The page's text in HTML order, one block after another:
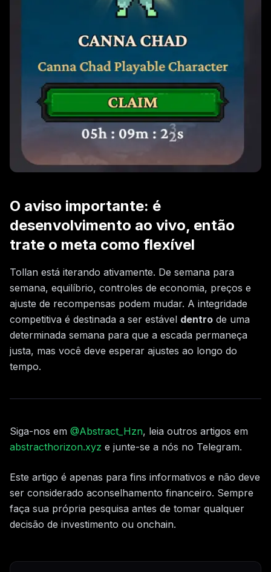
O aviso importante: é
desenvolvimento ao vivo, então
trate o meta como flexível
Tollan está iterando ativamente. De semana para
semana, equilíbrio, controles de economia, preços e
ajuste de recompensas podem mudar. A integridade
competitiva é destinada a ser estável dentro de uma
determinada semana para que a escada permaneça
justa, mas você deve esperar ajustes ao longo do
tempo.
Siga-nos em @Abstract_Hzn, leia outros artigos em
abstracthorizon.xyz e junte-se a nós no Telegram.
Este artigo é apenas para fins informativos e não deve
ser considerado aconselhamento financeiro. Sempre
faça sua própria pesquisa antes de tomar qualquer
decisão de investimento ou onchain.